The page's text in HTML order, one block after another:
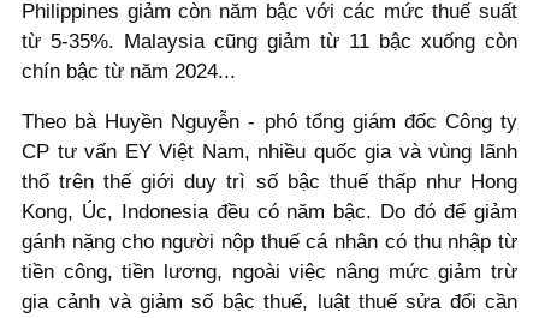
Philippines giảm còn năm bậc với các mức thuế suất
từ 5-35%. Malaysia cũng giảm từ 11 bậc xuống còn
chín bậc từ năm 2024...
Theo bà Huyền Nguyễn - phó tổng giám đốc Công ty
CP tư vấn EY Việt Nam, nhiều quốc gia và vùng lãnh
thổ trên thế giới duy trì số bậc thuế thấp như Hong
Kong, Úc, Indonesia đều có năm bậc. Do đó để giảm
gánh nặng cho người nộp thuế cá nhân có thu nhập từ
tiền công, tiền lương, ngoài việc nâng mức giảm trừ
gia cảnh và giảm số bậc thuế, luật thuế sửa đổi cần